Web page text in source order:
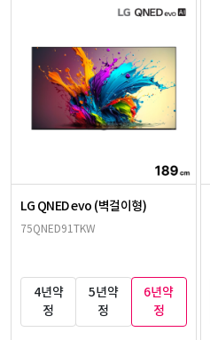
LG QNED evo (벽걸이형)
75QNED91TKW
4년약
정
5년약
정
6년약
정